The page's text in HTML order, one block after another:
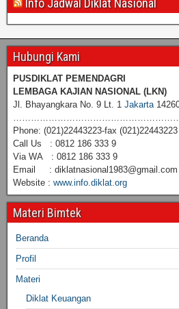
Info Jadwal Diklat Nasional
Hubungi Kami
PUSDIKLAT PEMENDAGRI
LEMBAGA KAJIAN NASIONAL (LKN)
Jl. Bhayangkara No. 9 Lt. 1 Jakarta
Phone: (021)22443223-fax (021)22443223
Call Us : 0812 186 333 9
Via WA : 0812 186 333 9
Email : diklatnasional1983@gmail.com
Website : www.info.diklat.org
Materi Bimtek
Beranda
Profil
Materi
Diklat Keuangan